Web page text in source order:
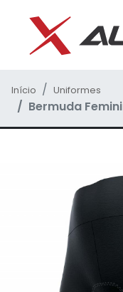
Início Uniformes
Bermuda